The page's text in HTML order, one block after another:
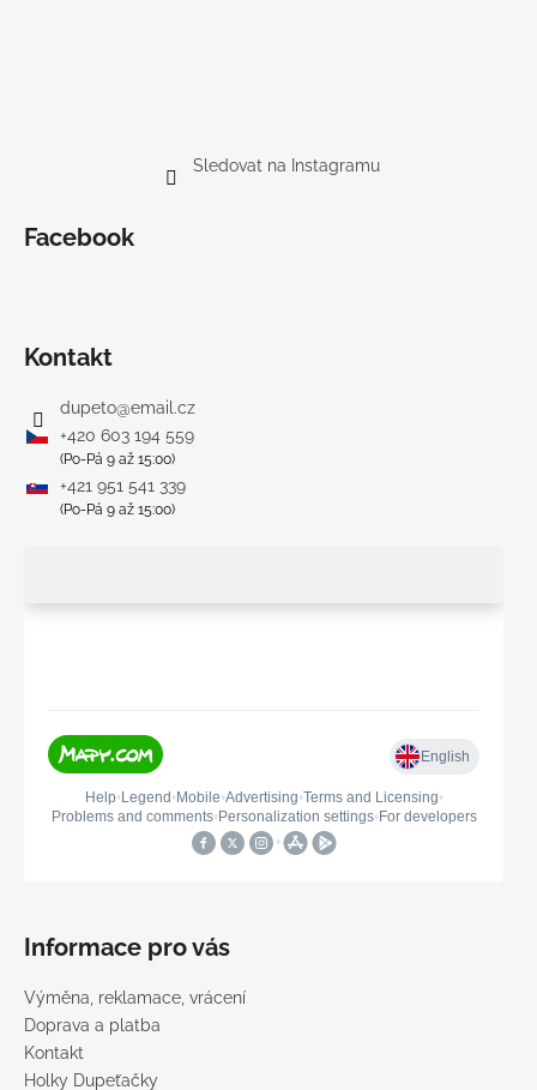
Sledovat na Instagramu
Facebook
Kontakt
dupeto@email.cz
+420 603 194 559
(Po-Pá 9 až 15:00)
+421 951 541 339
(Po-Pá 9 až 15:00)
Informace pro vás
Výměna, reklamace, vrácení
Doprava a platba
Kontakt
Holky Dupeťačky